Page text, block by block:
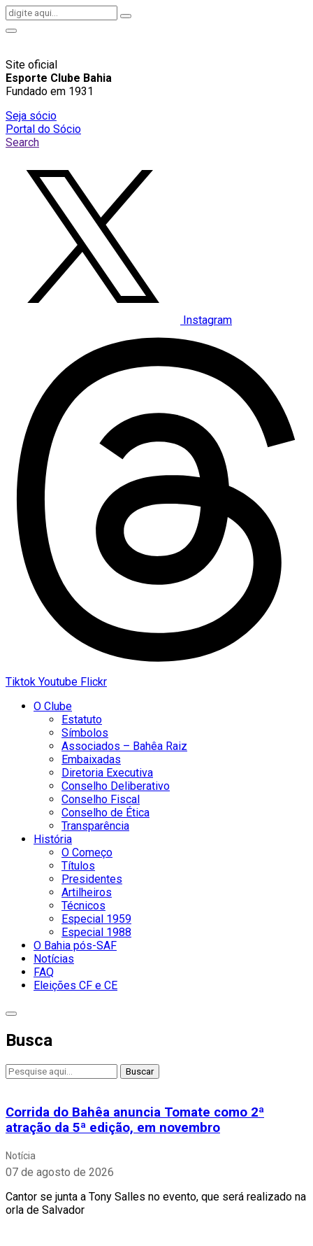
Site oficial
Esporte Clube Bahia
Fundado em 1931
Seja sócio
Portal do Sócio
Search
Instagram
Tiktok Youtube Flickr
O Clube
Estatuto
Símbolos
Associados – Bahêa Raiz
Embaixadas
Diretoria Executiva
Conselho Deliberativo
Conselho Fiscal
Conselho de Ética
Transparência
História
O Começo
Títulos
Presidentes
Artilheiros
Técnicos
Especial 1959
Especial 1988
O Bahia pós-SAF
Notícias
FAQ
Eleições CF e CE
Busca
Buscar
Corrida do Bahêa anuncia Tomate como 2ª
atração da 5ª edição, em novembro
Notícia
07 de agosto de 2026
Cantor se junta a Tony Salles no evento, que será realizado na
orla de Salvador